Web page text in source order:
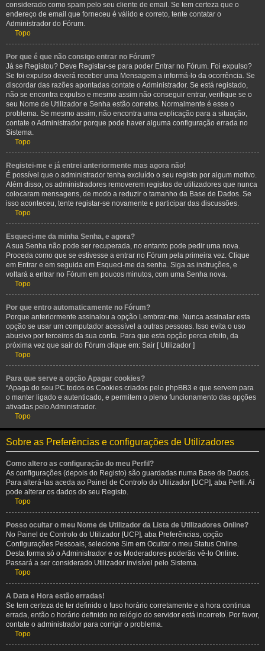
considerado como spam pelo seu cliente de email. Se tem certeza que o
endereço de email que forneceu é válido e correto, tente contatar o
Administrador do Fórum.
Topo
Por que é que não consigo entrar no Fórum?
Já se Registou? Deve Registar-se para poder Entrar no Fórum. Foi expulso?
Se foi expulso deverá receber uma Mensagem a informá-lo da ocorrência. Se
discordar das razões apontadas contate o Administrador. Se está registado,
não se encontra expulso e mesmo assim não conseguir entrar, verifique se o
seu Nome de Utilizador e Senha estão corretos. Normalmente é esse o
problema. Se mesmo assim, não encontra uma explicação para a situação,
contate o Administrador porque pode haver alguma configuração errada no
Sistema.
Topo
Registei-me e já entrei anteriormente mas agora não!
É possível que o administrador tenha excluído o seu registo por algum motivo.
Além disso, os administradores removerem registos de utilizadores que nunca
colocaram mensagens, de modo a reduzir o tamanho da Base de Dados. Se
isso aconteceu, tente registar-se novamente e participar das discussões.
Topo
Esqueci-me da minha Senha, e agora?
A sua Senha não pode ser recuperada, no entanto pode pedir uma nova.
Proceda como que se estivesse a entrar no Fórum pela primeira vez. Clique
em Entrar e em seguida em Esqueci-me da senha. Siga as instruções, e
voltará a entrar no Fórum em poucos minutos, com uma Senha nova.
Topo
Por que entro automaticamente no Fórum?
Porque anteriormente assinalou a opção Lembrar-me. Nunca assinalar esta
opção se usar um computador acessível a outras pessoas. Isso evita o uso
abusivo por terceiros da sua conta. Para que esta opção perca efeito, da
próxima vez que sair do Fórum clique em: Sair [ Utilizador ]
Topo
Para que serve a opção Apagar cookies?
“Apaga do seu PC todos os Cookies criados pelo phpBB3 e que servem para
o manter ligado e autenticado, e permitem o pleno funcionamento das opções
ativadas pelo Administrador.
Topo
Sobre as Preferências e configurações de Utilizadores
Como altero as configuração do meu Perfil?
As configurações (depois do Registo) são guardadas numa Base de Dados.
Para alterá-las aceda ao Painel de Controlo do Utilizador [UCP], aba Perfil. Aí
pode alterar os dados do seu Registo.
Topo
Posso ocultar o meu Nome de Utilizador da Lista de Utilizadores Online?
No Painel de Controlo do Utilizador [UCP], aba Preferências, opção
Configurações Pessoais, selecione Sim em Ocultar o meu Status Online.
Desta forma só o Administrador e os Moderadores poderão vê-lo Online.
Passará a ser considerado Utilizador invisível pelo Sistema.
Topo
A Data e Hora estão erradas!
Se tem certeza de ter definido o fuso horário corretamente e a hora continua
errada, então o horário definido no relógio do servidor está incorreto. Por favor,
contate o administrador para corrigir o problema.
Topo